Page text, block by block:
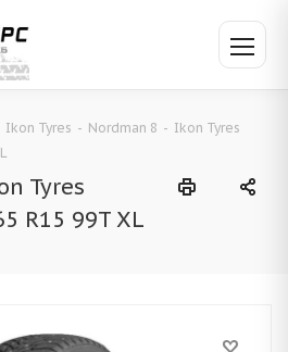
Ikon Tyres - Nordman 8 - Ikon Tyres
Tyres
R15 99T XL